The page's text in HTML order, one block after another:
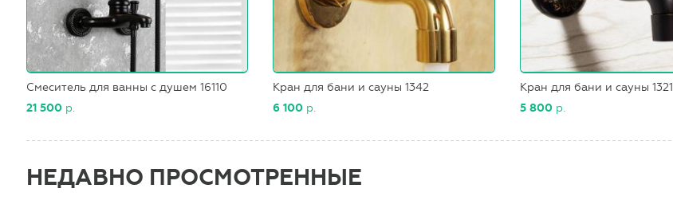
Смеситель для ванны с душем 16110
21 500 р.
Кран для бани и сауны 1342
6 100 р.
Кран для бани и сауны 1321
5 800 р.
НЕДАВНО ПРОСМОТРЕННЫЕ